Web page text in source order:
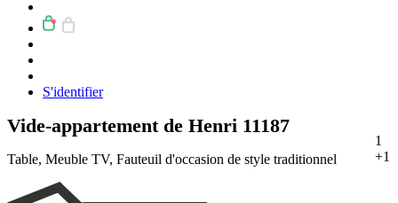
S'identifier
Vide-appartement de Henri 11187
Table, Meuble TV, Fauteuil d'occasion de style traditionnel
1
+1